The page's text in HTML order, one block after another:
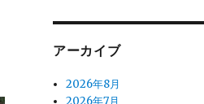
アーカイブ
2026年8月